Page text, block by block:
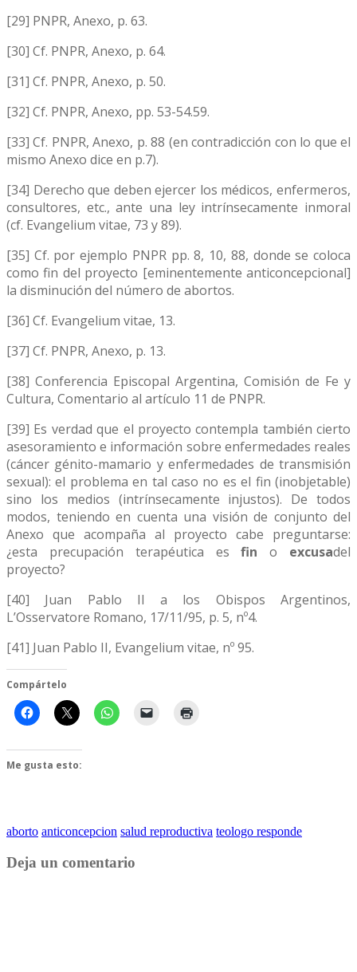
[29] PNPR, Anexo, p. 63.
[30] Cf. PNPR, Anexo, p. 64.
[31] Cf. PNPR, Anexo, p. 50.
[32] Cf. PNPR, Anexo, pp. 53-54.59.
[33] Cf. PNPR, Anexo, p. 88 (en contradicción con lo que el
mismo Anexo dice en p.7).
[34] Derecho que deben ejercer los médicos, enfermeros,
consultores, etc., ante una ley intrínsecamente inmoral
(cf. Evangelium vitae, 73 y 89).
[35] Cf. por ejemplo PNPR pp. 8, 10, 88, donde se coloca
como fin del proyecto [eminentemente anticoncepcional]
la disminución del número de abortos.
[36] Cf. Evangelium vitae, 13.
[37] Cf. PNPR, Anexo, p. 13.
[38] Conferencia Episcopal Argentina, Comisión de Fe y
Cultura, Comentario al artículo 11 de PNPR.
[39] Es verdad que el proyecto contempla también cierto
asesoramiento e información sobre enfermedades reales
(cáncer génito-mamario y enfermedades de transmisión
sexual): el problema en tal caso no es el fin (inobjetable)
sino los medios (intrínsecamente injustos). De todos
modos, teniendo en cuenta una visión de conjunto del
Anexo que acompaña al proyecto cabe preguntarse:
¿esta precupación terapéutica esfin o excusadel
proyecto?
[40] Juan Pablo II a los Obispos Argentinos,
L’Osservatore Romano, 17/11/95, p. 5, nº4.
[41] Juan Pablo II, Evangelium vitae, nº 95.
Compártelo
Me gusta esto:
aborto anticoncepcion salud reproductiva teologo responde
Deja un comentario